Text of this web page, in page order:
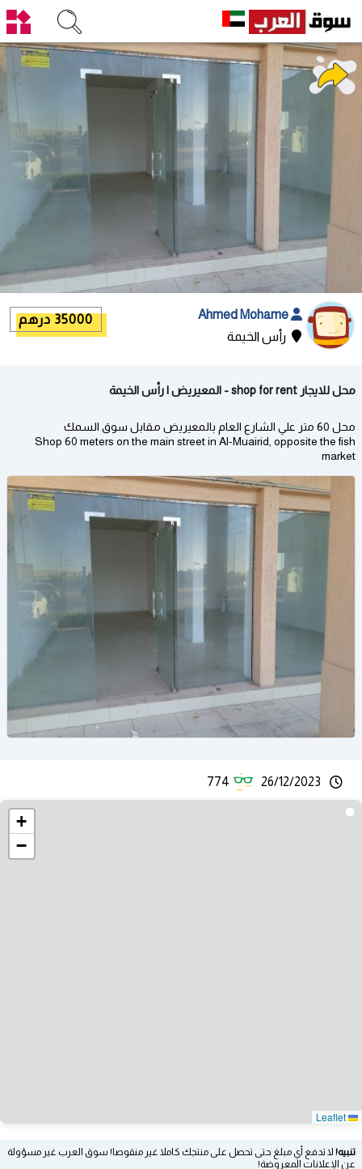
رأس الخيمة
35000 درهم
محل للايجار shop for rent - المعيريض | رأس الخيمة
محل 60 متر علي الشارع العام بالمعيريض مقابل سوق السمك
Shop 60 meters on the main street in Al-Muairid, opposite the fish
market
26/12/2023
774
+
−
تنبيه! لا تدفع أي مبلغ حتى تحصل على منتجك كاملا غير منقوصا! سوق العرب غير مسؤولة
عن الإعلانات المعروضة!